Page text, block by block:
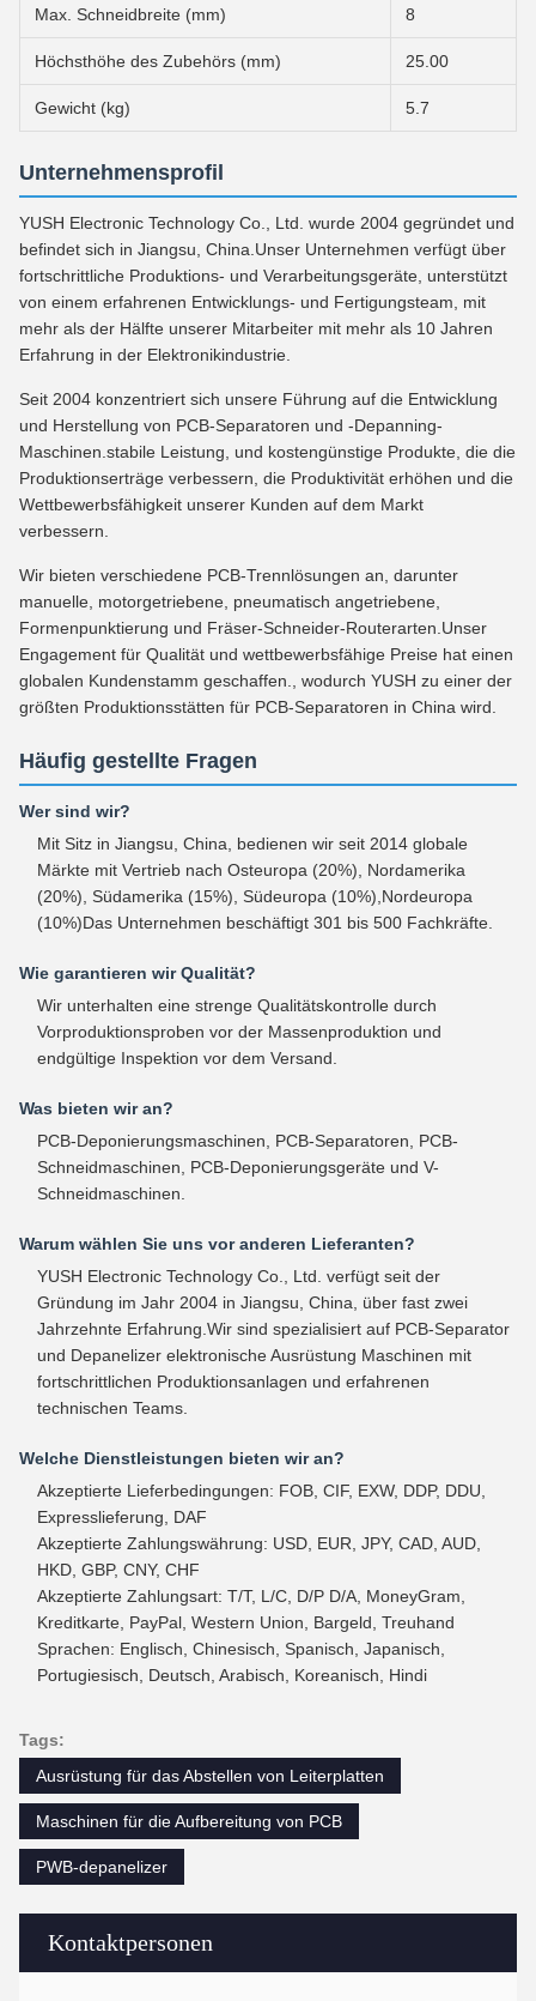
Kontaktpersonen
Max. Schneidbreite (mm) 8
Höchsthöhe des Zubehörs (mm) 25.00
Gewicht (kg) 5.7
Unternehmensprofil
YUSH Electronic Technology Co., Ltd. wurde 2004 gegründet und
befindet sich in Jiangsu, China.Unser Unternehmen verfügt über
fortschrittliche Produktions- und Verarbeitungsgeräte, unterstützt
von einem erfahrenen Entwicklungs- und Fertigungsteam, mit
mehr als der Hälfte unserer Mitarbeiter mit mehr als 10 Jahren
Erfahrung in der Elektronikindustrie.
Seit 2004 konzentriert sich unsere Führung auf die Entwicklung
und Herstellung von PCB-Separatoren und -Depanning-
Maschinen.stabile Leistung, und kostengünstige Produkte, die die
Produktionserträge verbessern, die Produktivität erhöhen und die
Wettbewerbsfähigkeit unserer Kunden auf dem Markt
verbessern.
Wir bieten verschiedene PCB-Trennlösungen an, darunter
manuelle, motorgetriebene, pneumatisch angetriebene,
Formenpunktierung und Fräser-Schneider-Routerarten.Unser
Engagement für Qualität und wettbewerbsfähige Preise hat einen
globalen Kundenstamm geschaffen., wodurch YUSH zu einer der
größten Produktionsstätten für PCB-Separatoren in China wird.
Häufig gestellte Fragen
Wer sind wir?
Mit Sitz in Jiangsu, China, bedienen wir seit 2014 globale
Märkte mit Vertrieb nach Osteuropa (20%), Nordamerika
(20%), Südamerika (15%), Südeuropa (10%),Nordeuropa
(10%)Das Unternehmen beschäftigt 301 bis 500 Fachkräfte.
Wie garantieren wir Qualität?
Wir unterhalten eine strenge Qualitätskontrolle durch
Vorproduktionsproben vor der Massenproduktion und
endgültige Inspektion vor dem Versand.
Was bieten wir an?
PCB-Deponierungsmaschinen, PCB-Separatoren, PCB-
Schneidmaschinen, PCB-Deponierungsgeräte und V-
Schneidmaschinen.
Warum wählen Sie uns vor anderen Lieferanten?
YUSH Electronic Technology Co., Ltd. verfügt seit der
Gründung im Jahr 2004 in Jiangsu, China, über fast zwei
Jahrzehnte Erfahrung.Wir sind spezialisiert auf PCB-Separator
und Depanelizer elektronische Ausrüstung Maschinen mit
fortschrittlichen Produktionsanlagen und erfahrenen
technischen Teams.
Welche Dienstleistungen bieten wir an?
Akzeptierte Lieferbedingungen: FOB, CIF, EXW, DDP, DDU,
Expresslieferung, DAF
Akzeptierte Zahlungswährung: USD, EUR, JPY, CAD, AUD,
HKD, GBP, CNY, CHF
Akzeptierte Zahlungsart: T/T, L/C, D/P D/A, MoneyGram,
Kreditkarte, PayPal, Western Union, Bargeld, Treuhand
Sprachen: Englisch, Chinesisch, Spanisch, Japanisch,
Portugiesisch, Deutsch, Arabisch, Koreanisch, Hindi
Tags:
Ausrüstung für das Abstellen von Leiterplatten
Maschinen für die Aufbereitung von PCB
PWB-depanelizer